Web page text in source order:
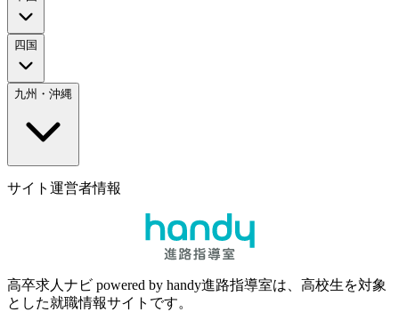
四国
九州・沖縄
サイト運営者情報
高卒求人ナビ powered by handy進路指導室は、高校生を対象
とした就職情報サイトです。